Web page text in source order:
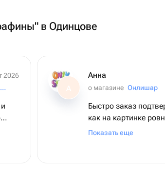
в Одинцове
2026
Elen protort. Торты.Цветы.Фуршеты А
Анна
о магазине Онлишар
Быстро заказ
как на картинке
Набор шаров
Показать еще